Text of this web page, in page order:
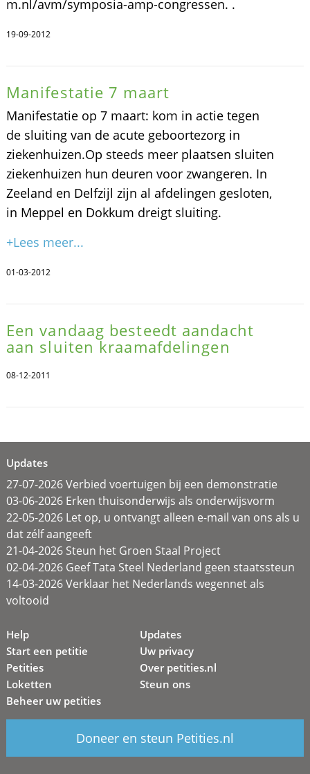
m.nl/avm/symposia-amp-congressen. .
19-09-2012
Manifestatie 7 maart
Manifestatie op 7 maart: kom in actie tegen
de sluiting van de acute geboortezorg in
ziekenhuizen.Op steeds meer plaatsen sluiten
ziekenhuizen hun deuren voor zwangeren. In
Zeeland en Delfzijl zijn al afdelingen gesloten,
in Meppel en Dokkum dreigt sluiting.
+Lees meer...
01-03-2012
Een vandaag besteedt aandacht
aan sluiten kraamafdelingen
08-12-2011
Updates
27-07-2026 Verbied voertuigen bij een demonstratie
03-06-2026 Erken thuisonderwijs als onderwijsvorm
22-05-2026 Let op, u ontvangt alleen e-mail van ons als u
dat zélf aangeeft
21-04-2026 Steun het Groen Staal Project
02-04-2026 Geef Tata Steel Nederland geen staatssteun
14-03-2026 Verklaar het Nederlands wegennet als
voltooid
Help
Start een petitie
Petities
Loketten
Beheer uw petities
Updates
Uw privacy
Over petities.nl
Steun ons
Doneer en steun Petities.nl